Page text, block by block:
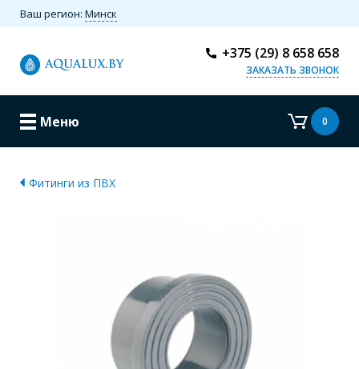
Ваш регион: Минск
+375 (29) 8 658 658
ЗАКАЗАТЬ ЗВОНОК
Меню 0
Фитинги из ПВХ